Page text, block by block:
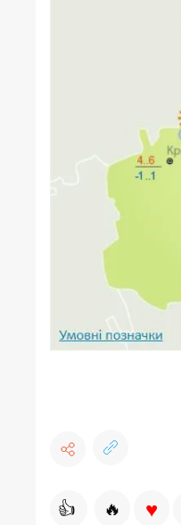
👍 🔥 ♥